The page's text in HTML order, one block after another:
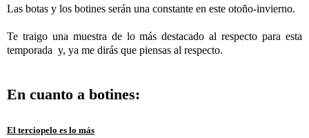
Las botas y los botines serán una constante en este otoño-invierno.
Te traigo una muestra de lo más destacado al respecto para esta
temporada y, ya me dirás que piensas al respecto.
En cuanto a botines:
El terciopelo es lo más